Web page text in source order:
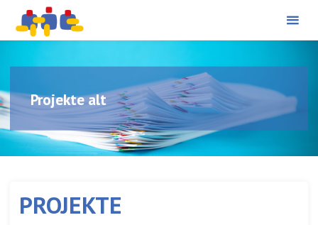
content
Projekte alt
PROJEKTE